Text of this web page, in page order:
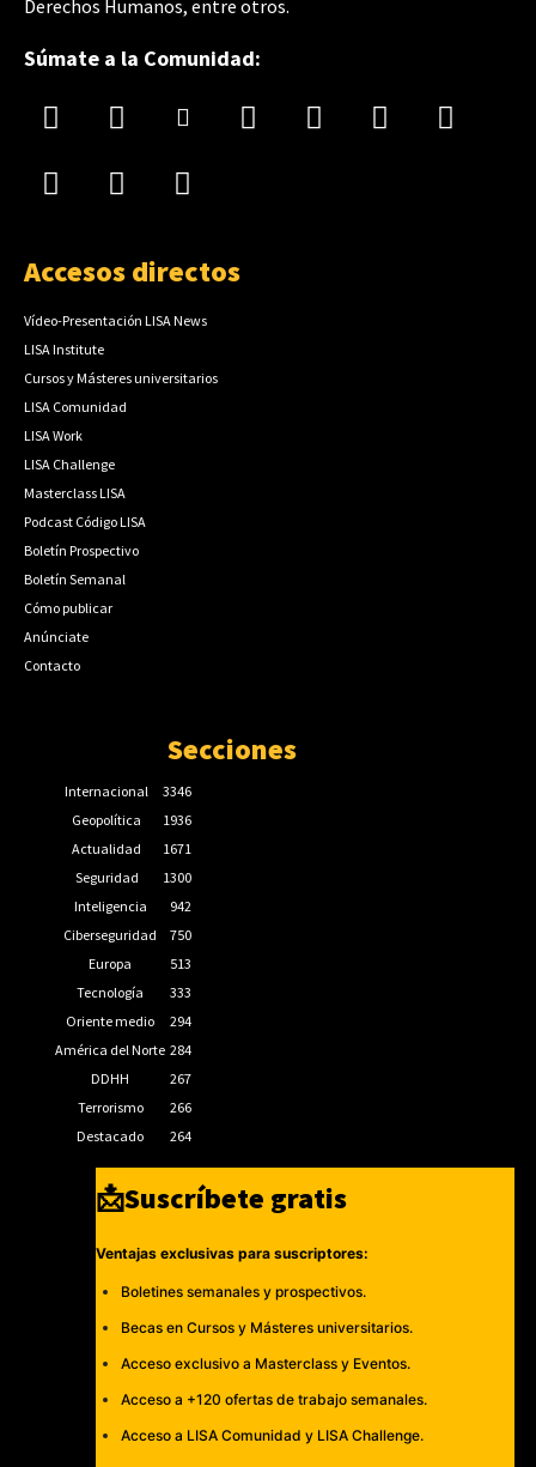
Derechos Humanos, entre otros.
Súmate a la Comunidad:
Accesos directos
Vídeo-Presentación LISA News
LISA Institute
Cursos y Másteres universitarios
LISA Comunidad
LISA Work
LISA Challenge
Masterclass LISA
Podcast Código LISA
Boletín Prospectivo
Boletín Semanal
Cómo publicar
Anúnciate
Contacto
Secciones
Internacional
3346
Geopolítica
1936
Actualidad
1671
Seguridad
1300
Inteligencia
942
Ciberseguridad
750
Europa
513
Tecnología
333
Oriente medio
294
América del Norte 284
DDHH
267
Terrorismo
266
Destacado
264
📩Suscríbete gratis
Ventajas exclusivas para suscriptores:
Boletines semanales y prospectivos.
Becas en Cursos y Másteres universitarios.
Acceso exclusivo a Masterclass y Eventos.
Acceso a +120 ofertas de trabajo semanales.
Acceso a LISA Comunidad y LISA Challenge.